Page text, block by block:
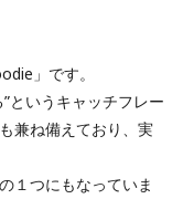
」です。
というキャッチフレー
兼ね備えており、実
１つにもなっていま